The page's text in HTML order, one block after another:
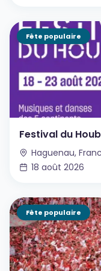
Fête populaire
Festival du
Haguenau,
18 août 2026
Fête populaire